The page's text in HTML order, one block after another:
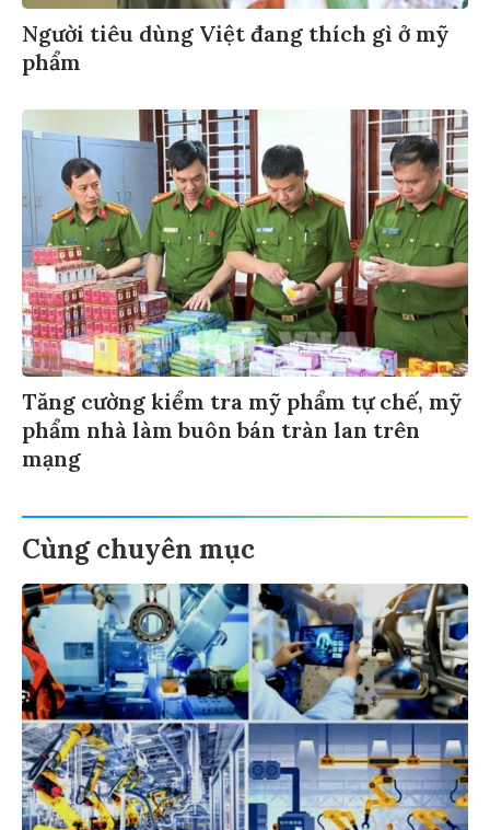
Người tiêu dùng Việt đang thích gì ở mỹ
phẩm
Tăng cường kiểm tra mỹ phẩm tự chế, mỹ
phẩm nhà làm buôn bán tràn lan trên
mạng
Cùng chuyên mục